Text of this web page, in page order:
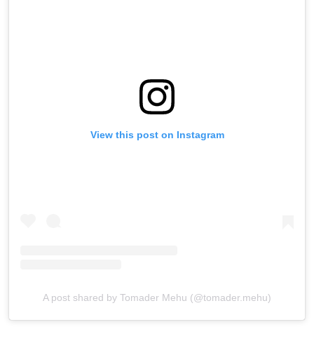
View this post on Instagram
A post shared by Tomader Mehu (@tomader.mehu)